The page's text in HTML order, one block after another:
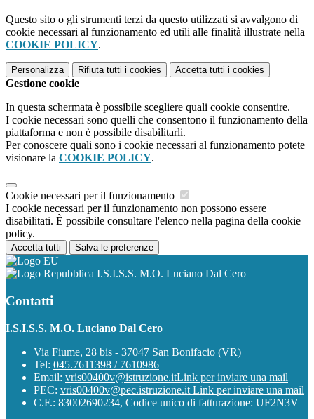
Questo sito o gli strumenti terzi da questo utilizzati si avvalgono di
cookie necessari al funzionamento ed utili alle finalità illustrate nella
COOKIE POLICY.
Personalizza Rifiuta tutti i cookies Accetta tutti i cookies
Gestione cookie
In questa schermata è possibile scegliere quali cookie consentire.
I cookie necessari sono quelli che consentono il funzionamento della
piattaforma e non è possibile disabilitarli.
Per conoscere quali sono i cookie necessari al funzionamento potete
visionare la COOKIE POLICY.
Cookie necessari per il funzionamento
I cookie necessari per il funzionamento non possono essere
disabilitati. È possibile consultare l'elenco nella pagina della cookie
policy.
Accetta tutti Salva le preferenze
I.S.I.S.S. M.O. Luciano Dal Cero
Contatti
I.S.I.S.S. M.O. Luciano Dal Cero
Via Fiume, 28 bis - 37047 San Bonifacio (VR)
Tel: 045.7611398 / 7610986
Email: vris00400v@istruzione.itLink per inviare una mail
PEC: vris00400v@pec.istruzione.it Link per inviare una mail
C.F.: 83002690234, Codice unico di fatturazione: UF2N3V